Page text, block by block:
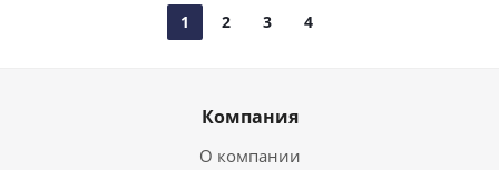
1 2 3 4
Компания
О компании